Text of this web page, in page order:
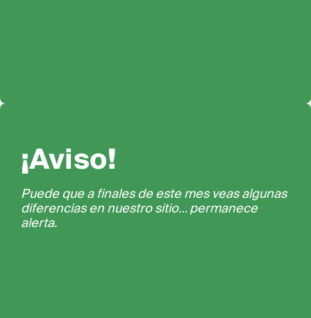
¡Aviso!
Puede que a finales de este mes veas algunas
diferencias en nuestro sitio… permanece
alerta.